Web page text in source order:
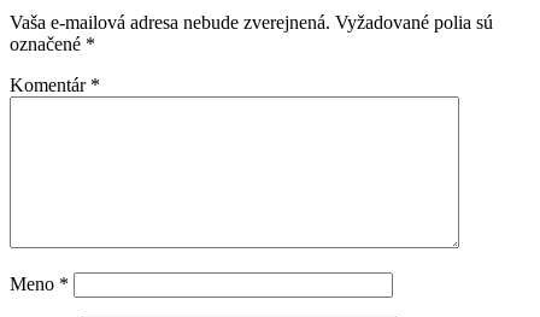
Vaša e-mailová adresa nebude zverejnená. Vyžadované polia sú
označené *
Komentár *
Meno *